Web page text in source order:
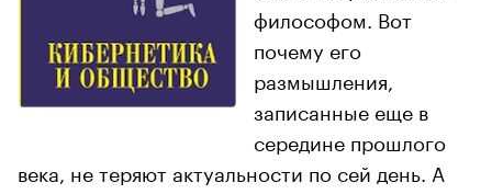
философом. Вот
почему его
размышления,
записанные еще в
середине прошлого
века, не теряют актуальности по сей день. А